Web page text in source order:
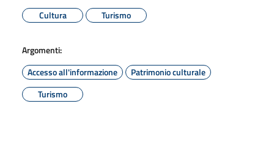
Cultura
Turismo
Argomenti:
Accesso all'informazione
Patrimonio culturale
Turismo